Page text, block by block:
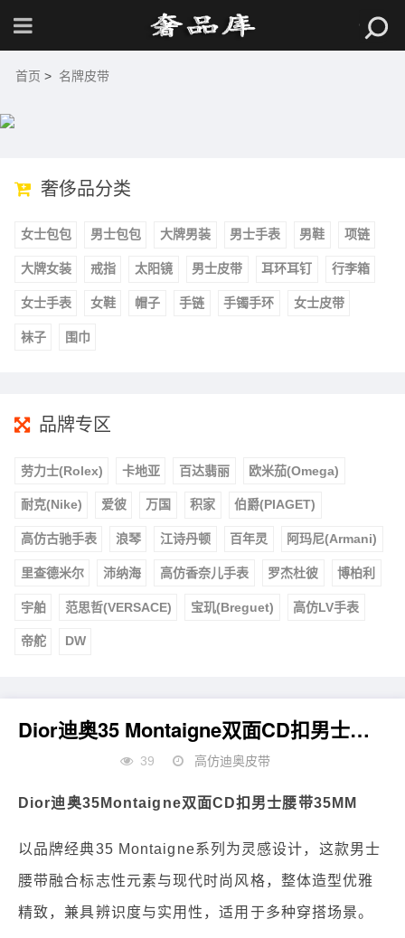
首页 > 名牌皮带
奢侈品分类
女士包包 男士包包 大牌男装 男士手表 男鞋 项链
大牌女装 戒指 太阳镜 男士皮带 耳环耳钉 行李箱
女士手表 女鞋 帽子 手链 手镯手环 女士皮带
袜子 围巾
品牌专区
劳力士(Rolex) 卡地亚 百达翡丽 欧米茄(Omega)
耐克(Nike) 爱彼 万国 积家 伯爵(PIAGET)
高仿古驰手表 浪琴 江诗丹顿 百年灵 阿玛尼(Armani)
里查德米尔 沛纳海 高仿香奈儿手表 罗杰杜彼 博柏利
宇舶 范思哲(VERSACE) 宝玑(Breguet) 高仿LV手表
帝舵 DW
Dior迪奥35 Montaigne双面CD扣男士腰带
39 高仿迪奥皮带
Dior迪奥35Montaigne双面CD扣男士腰带35MM
以品牌经典35 Montaigne系列为灵感设计，这款男士
腰带融合标志性元素与现代时尚风格，整体造型优雅
精致，兼具辨识度与实用性，适用于多种穿搭场景。